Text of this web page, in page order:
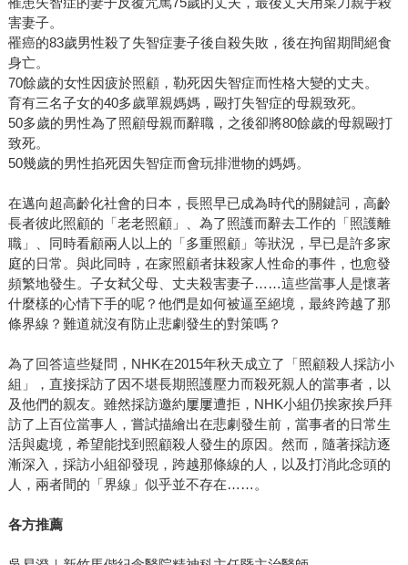
害妻子。
罹癌的83歲男性殺了失智症妻子後自殺失敗，後在拘留期間絕食
身亡。
70餘歲的女性因疲於照顧，勒死因失智症而性格大變的丈夫。
育有三名子女的40多歲單親媽媽，毆打失智症的母親致死。
50多歲的男性為了照顧母親而辭職，之後卻將80餘歲的母親毆打
致死。
50幾歲的男性掐死因失智症而會玩排泄物的媽媽。
在邁向超高齡化社會的日本，長照早已成為時代的關鍵詞，高齡
長者彼此照顧的「老老照顧」、為了照護而辭去工作的「照護離
職」、同時看顧兩人以上的「多重照顧」等狀況，早已是許多家
庭的日常。與此同時，在家照顧者抹殺家人性命的事件，也愈發
頻繁地發生。子女弒父母、丈夫殺害妻子……這些當事人是懷著
什麼樣的心情下手的呢？他們是如何被逼至絕境，最終跨越了那
條界線？難道就沒有防止悲劇發生的對策嗎？
為了回答這些疑問，NHK在2015年秋天成立了「照顧殺人採訪小
組」，直接採訪了因不堪長期照護壓力而殺死親人的當事者，以
及他們的親友。雖然採訪邀約屢屢遭拒，NHK小組仍挨家挨戶拜
訪了上百位當事人，嘗試描繪出在悲劇發生前，當事者的日常生
活與處境，希望能找到照顧殺人發生的原因。然而，隨著採訪逐
漸深入，採訪小組卻發現，跨越那條線的人，以及打消此念頭的
人，兩者間的「界線」似乎並不存在……。
各方推薦